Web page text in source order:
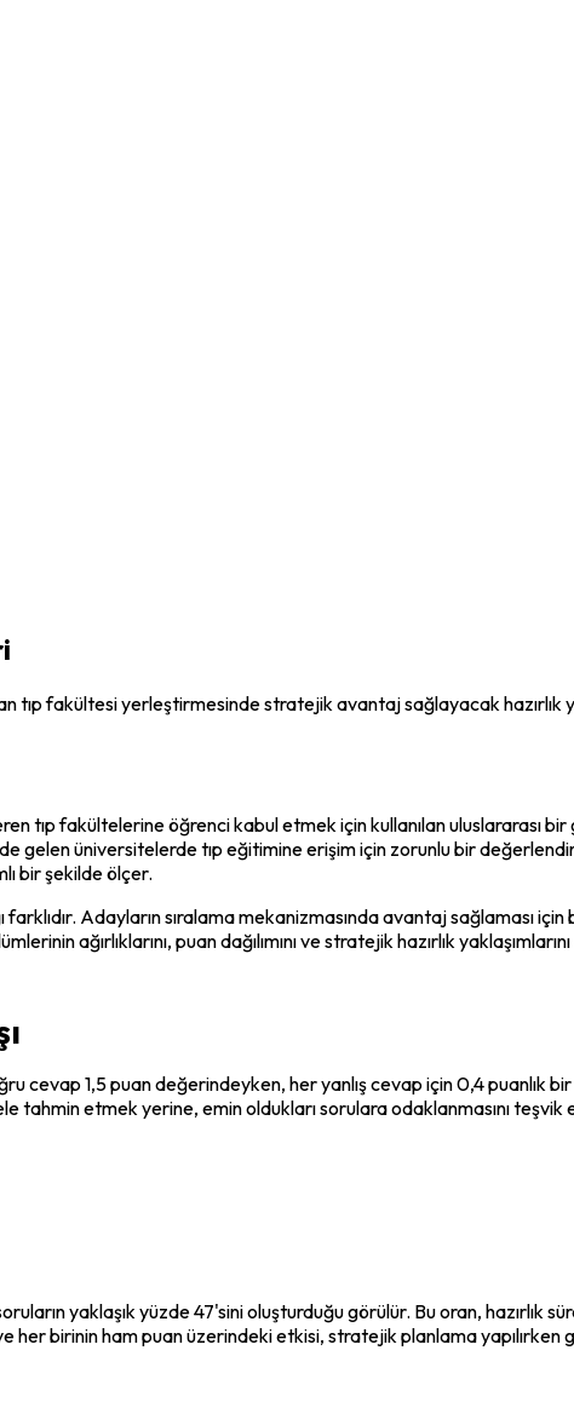
tıp fakültesi yerleştirmesinde stratejik avantaj sağlayacak
fakültelerine öğrenci kabul etmek için kullanılan uluslararası bir
üniversitelerde tıp eğitimine erişim için zorunlu bir
bir şekilde ölçer.
farklıdır. Adayların sıralama mekanizmasında avantaj sağlaması
ağırlıklarını, puan dağılımını ve stratejik hazırlık
cevap 1,5 puan değerindeyken, her yanlış cevap için 0,4 puanlık
tahmin etmek yerine, emin oldukları sorulara odaklanmasını teşvik
yaklaşık yüzde 47'sini oluşturduğu görülür. Bu oran, hazırlık
her birinin ham puan üzerindeki etkisi, stratejik planlama yapılırken